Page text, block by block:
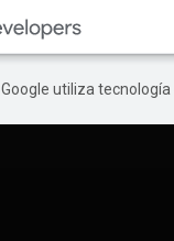
Google utiliza